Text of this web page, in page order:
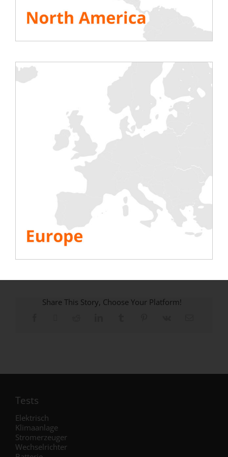
Managern von Rechenzentren aktuelles
Know-how – unabhängig, sehr informativ
und besonders praxisnah. Hier treffen sich
Experten, Brancheninsider und Betreiber
Als Besucher des DCS haben Sie die ideale
Gelegenheit, Manager und
Entscheidungsträger aus den Bereichen
Datenzentren und IT-Umgebung zu
erreichen, um mit ihnen auf höchster
Ebene zu diskutieren und Erfahrungen
auszutauschen. Fachvorträge und die
Teilnahme an Workshops sind ebenfalls
möglich, und es gibt auch eine
hochaktuelle Handelsausstellung.
MELDEN SIE SICH AN
ALLE RESSOURCEN ANSEHEN
Share This Story, Choose Your Platform!
Tests
Elektrisch
Klimaanlage
Stromerzeuger
Wechselrichter